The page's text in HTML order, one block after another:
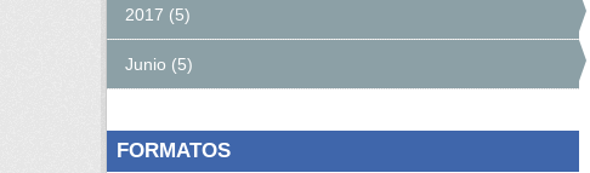
2017 (5)
Junio (5)
FORMATOS